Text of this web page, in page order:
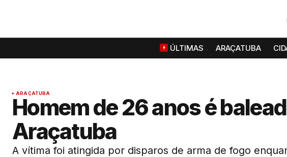
ÚLTIMAS ARAÇATUBA
ARAÇATUBA
Homem de 26 anos é
Araçatuba
A vítima foi atingida por disparos de arma de fogo